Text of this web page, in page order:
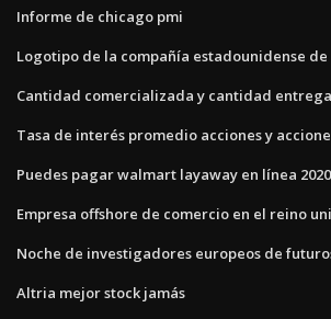
Informe de chicago pmi
Logotipo de la compañía estadounidense
Cantidad comercializada y cantidad
Tasa de interés promedio acciones y
Puedes pagar walmart layaway en línea 2020
Empresa offshore de comercio en el reino
Noche de investigadores europeos de
Altria mejor stock jamás